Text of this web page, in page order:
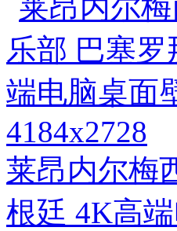
4184x2728
莱昂内尔梅
根廷 4K高